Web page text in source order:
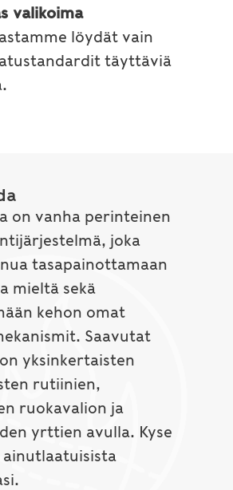
valikoima
löydät vain
täyttäviä
on vanha perinteinen
joka
tasapainottamaan
mieltä sekä
kehon omat
Saavutat
yksinkertaisten
rutiinien,
ruokavalion ja
yrttien avulla. Kyse
ainutlaatuisista